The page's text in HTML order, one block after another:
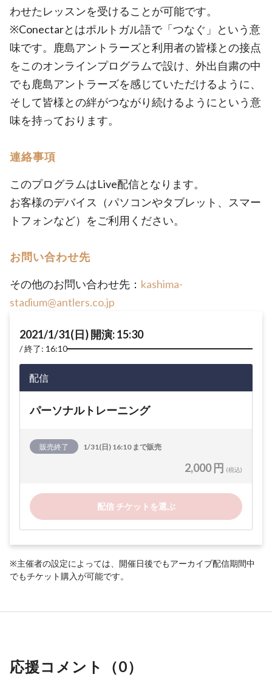
わせたレッスンを受けることが可能です。
※Conectarとはポルトガル語で「つなぐ」という意
味です。鹿島アントラーズと利用者の皆様との接点
をこのオンラインプログラムで設け、外出自粛の中
でも鹿島アントラーズを感じていただけるように、
そして皆様との絆がつながり続けるようにという意
味を持っております。
連絡事項
このプログラムはLive配信となります。
お客様のデバイス（パソコンやタブレット、スマー
トフォンなど）をご利用ください。
お問い合わせ先
その他のお問い合わせ先： kashima-
stadium@antlers.co.jp
2021/1/31(日) 開演: 15:30
終了: 16:10
配信
パーソナルトレーニング
販売終了 1/31(日) 16:10 まで販売
2,000 円 (税込)
配信 チケットを選ぶ
※主催者の設定によっては、開催日後でもアーカイブ配信期間中
でもチケット購入が可能です。
応援コメント（0）